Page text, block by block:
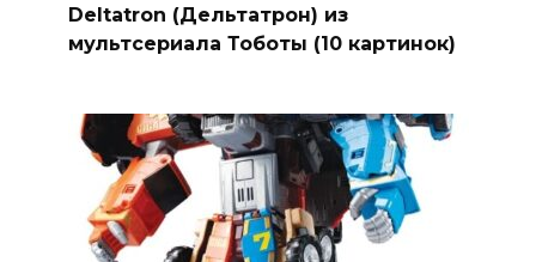
Deltatron (Дельтатрон) из
мультсериала Тоботы (10 картинок)